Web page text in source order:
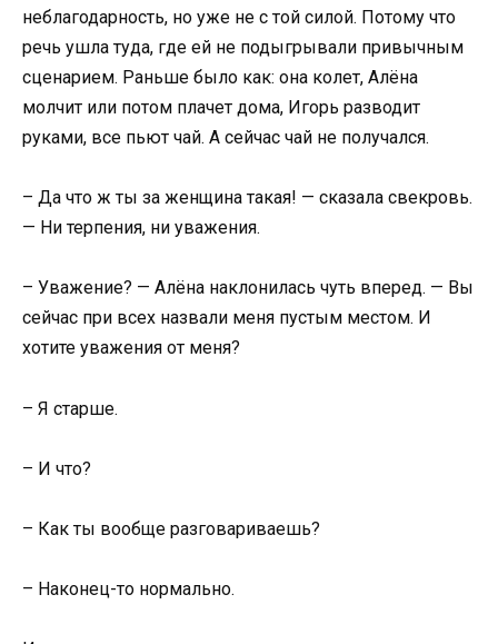
неблагодарность, но уже не с той силой. Потому что
речь ушла туда, где ей не подыгрывали привычным
сценарием. Раньше было как: она колет, Алёна
молчит или потом плачет дома, Игорь разводит
руками, все пьют чай. А сейчас чай не получался.
– Да что ж ты за женщина такая! — сказала свекровь.
— Ни терпения, ни уважения.
– Уважение? — Алёна наклонилась чуть вперед. — Вы
сейчас при всех назвали меня пустым местом. И
хотите уважения от меня?
– Я старше.
– И что?
– Как ты вообще разговариваешь?
– Наконец-то нормально.